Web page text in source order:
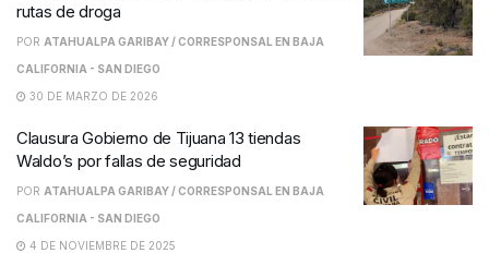
rutas de droga
POR ATAHUALPA GARIBAY / CORRESPONSAL EN BAJA
CALIFORNIA - SAN DIEGO
30 DE MARZO DE 2026
Clausura Gobierno de Tijuana 13 tiendas
Waldo’s por fallas de seguridad
POR ATAHUALPA GARIBAY / CORRESPONSAL EN BAJA
CALIFORNIA - SAN DIEGO
4 DE NOVIEMBRE DE 2025